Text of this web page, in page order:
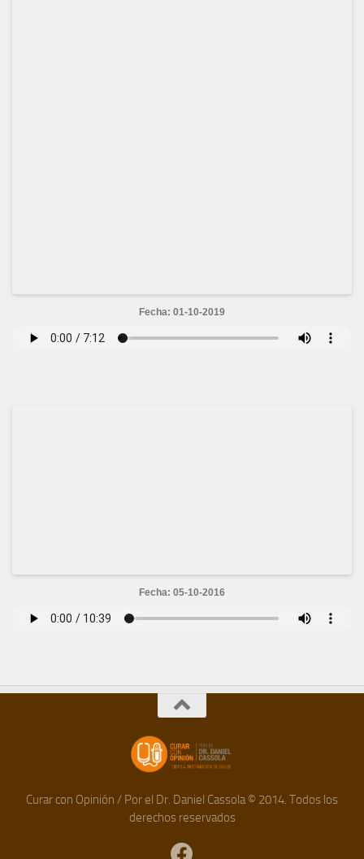
Fecha: 01-10-2019
Fecha: 05-10-2016
Curar con Opinión / Por el Dr. Daniel Cassola © 2014. Todos los
derechos reservados